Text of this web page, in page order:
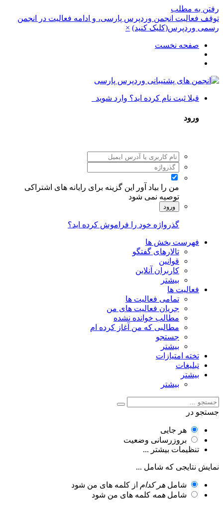
به مطلب
فعالیت انجمن وردپرس پارسی، و ادامه فعالیت در انجمن
وردپرس(کلیک کنید) ×
صفحه نخست
قبلا ثبت نام کرده اید؟ وارد شوید
ورود
من را بیاد آور این گزینه برای رایانه های اشتراکی
توصیه نمی شود
ورود
گذرواژه خود را فراموش کرده اید؟
فهرست بخش ها
تالارهای گفتگو
قوانین
کاربران آنلاین
بیشتر
فعالیت ها
تمامی فعالیت ها
جریان فعالیت های من
مطالب خوانده نشده
مطالبی که من آغاز کرده ام
جستجو
بیشتر
تخته امتیازات
تبلیغات
بیشتر
بیشتر
در
هر جایی
بروزرسانی وضعیت
تنظیمات بیشتر ...
نتایجی که شامل ...
شاملهر کداماز کلمه های من شود
شاملهمهکلمه های من شود